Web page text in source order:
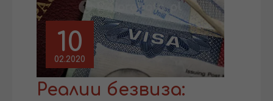
10
02.2020
Реалии безвиза: